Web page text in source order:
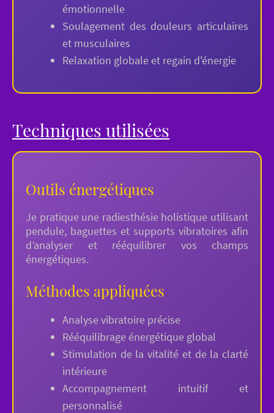
émotionnelle
Soulagement des douleurs articulaires
et musculaires
Relaxation globale et regain d'énergie
Techniques utilisées
Outils énergétiques
Je pratique une radiesthésie holistique utilisant
pendule, baguettes et supports vibratoires afin
d’analyser et rééquilibrer vos champs
énergétiques.
Méthodes appliquées
Analyse vibratoire précise
Rééquilibrage énergétique global
Stimulation de la vitalité et de la clarté
intérieure
Accompagnement intuitif et
personnalisé